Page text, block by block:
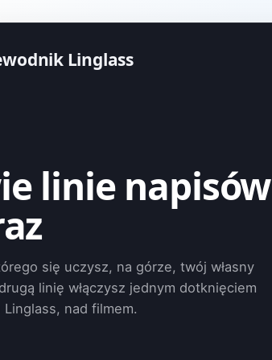
Linglass
linie napisów
się uczysz, na górze, twój własny
linię włączysz jednym dotknięciem
nad filmem.